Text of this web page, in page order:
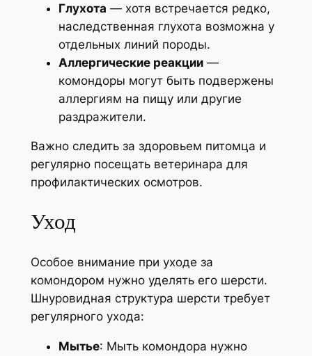
Глухота — хотя встречается редко,
наследственная глухота возможна у
отдельных линий породы.
Аллергические реакции—
комондоры могут быть подвержены
аллергиям на пищу или другие
раздражители.
Важно следить за здоровьем питомца и
регулярно посещать ветеринара для
профилактических осмотров.
Уход
Особое внимание при уходе за
комондором нужно уделять его шерсти.
Шнуровидная структура шерсти требует
регулярного ухода:
Мытье: Мыть комондора нужно